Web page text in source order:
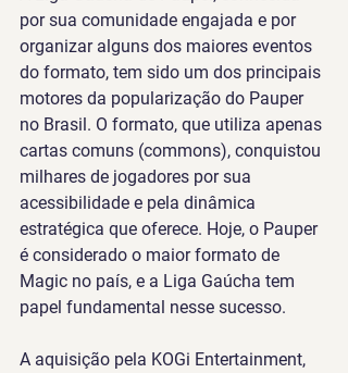
por sua comunidade engajada e por
organizar alguns dos maiores eventos
do formato, tem sido um dos principais
motores da popularização do Pauper
no Brasil. O formato, que utiliza apenas
cartas comuns (commons), conquistou
milhares de jogadores por sua
acessibilidade e pela dinâmica
estratégica que oferece. Hoje, o Pauper
é considerado o maior formato de
Magic no país, e a Liga Gaúcha tem
papel fundamental nesse sucesso.
A aquisição pela KOGi Entertainment,